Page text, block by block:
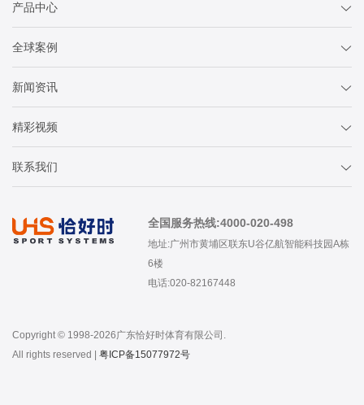
产品中心
全球案例
新闻资讯
精彩视频
联系我们
全国服务热线:4000-020-498
地址:广州市黄埔区联东U谷亿航智能科技园A栋
6楼
电话:020-82167448
Copyright © 1998-2026广东恰好时体育有限公司.
All rights reserved | 粤ICP备15077972号